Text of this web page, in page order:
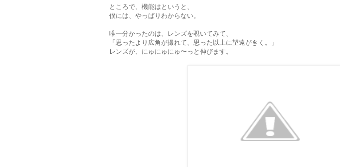
ところで、機能はというと、
僕には、やっぱりわからない。
唯一分かったのは、レンズを覗いてみて、
「思ったより広角が撮れて、思った以上に望遠がきく。」
レンズが、にゅにゅにゅ〜っと伸びます。